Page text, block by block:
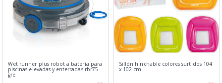
Wet runner plus robot a batería para
piscinas elevadas y enterradas rbr75
gre
Sillón hinchable colores surtidos 104
x 102 cm